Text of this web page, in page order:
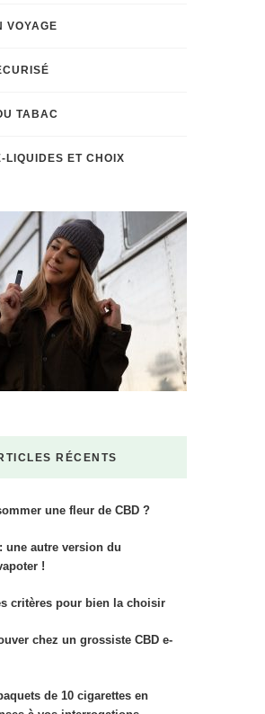
VOYAGE
TABAC
LIQUIDES ET CHOIX
RÉCENTS
une fleur de CBD ?
une autre version du
!
critères pour bien la choisir
chez un grossiste CBD e-
de 10 cigarettes en